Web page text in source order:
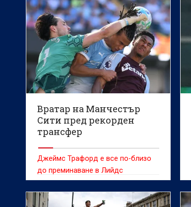
Вратар на Манчестър
Сити пред рекорден
трансфер
Джеймс Трафорд е все по-близо
до преминаване в Лийдс